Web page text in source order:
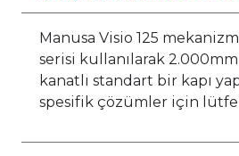
Manusa Visio 125
serisi kullanılarak
kanatlı standart bir kapı
spesifik çözümler için lütfen